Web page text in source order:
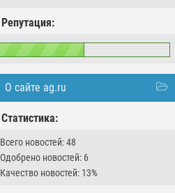
Репутация:
О сайте ag.ru
Статистика:
Всего новостей: 48
Одобрено новостей: 6
Качество новостей: 13%